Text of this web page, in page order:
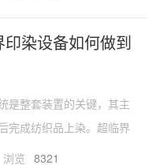
染设备如何做到
是整套装置的关键，其主
完成纺织品上染。超临界
程中，经高压泵加压，
浏览 8321